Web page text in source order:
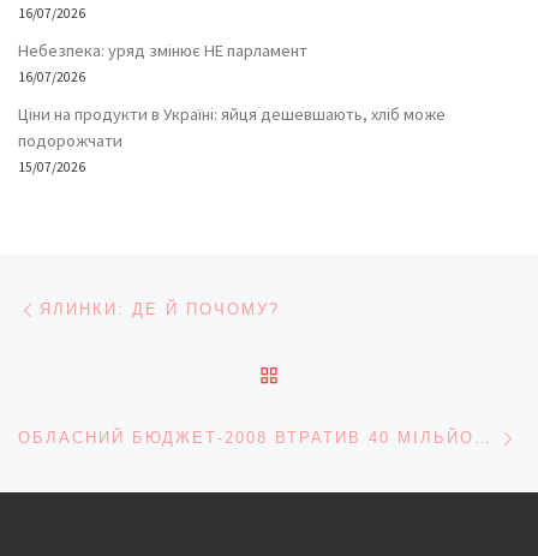
16/07/2026
Небезпека: уряд змінює НЕ парламент
16/07/2026
Ціни на продукти в Україні: яйця дешевшають, хліб може
подорожчати
15/07/2026
Навігація записів
ЯЛИНКИ: ДЕ Й ПОЧОМУ?
ОБЛАСНИЙ БЮДЖЕТ-2008 ВТРАТИВ 40 МІЛЬЙОНІВ…